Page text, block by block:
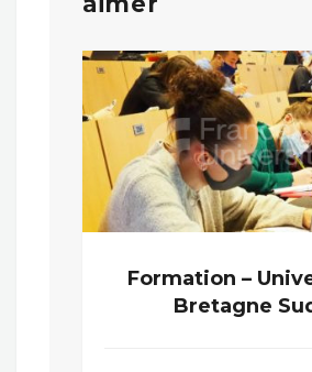
Formation –
Bretagne